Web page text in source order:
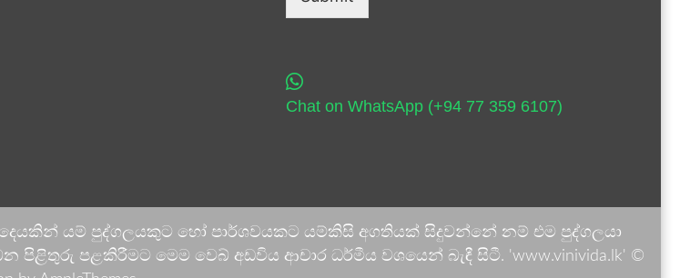
Chat on WhatsApp (+94 77 359 6107)
දෙයකින් යම් පුද්ගලයකුට හෝ පාර්ශවයකට යම්කිසි අගතියක් සිදුවන්නේ නම් එම පුද්ගලයා
පළකිරීමට මෙම වෙබ් අඩවිය ආචාර ධර්මීය වශයෙන් බැඳී සිටී. 'www.vinivida.lk' ©